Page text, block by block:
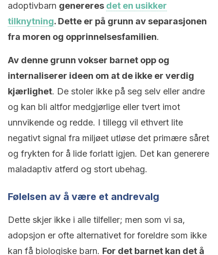
adoptivbarn genereres det en usikker
tilknytning. Dette er på grunn av separasjonen
fra moren og opprinnelsesfamilien.
Av denne grunn vokser barnet opp og
internaliserer ideen om at de ikke er verdig
kjærlighet. De stoler ikke på seg selv eller andre
og kan bli altfor medgjørlige eller tvert imot
unnvikende og redde. I tillegg vil ethvert lite
negativt signal fra miljøet utløse det primære såret
og frykten for å lide forlatt igjen. Det kan generere
maladaptiv atferd og stort ubehag.
Følelsen av å være et andrevalg
Dette skjer ikke i alle tilfeller; men som vi sa,
adopsjon er ofte alternativet for foreldre som ikke
kan få biologiske barn. For det barnet kan det å